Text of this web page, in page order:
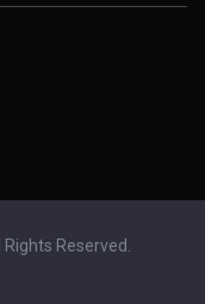
Reserved.